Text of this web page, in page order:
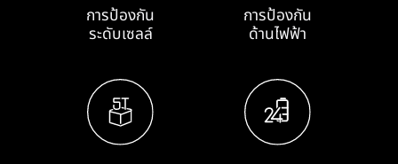
การป้องกัน
ระดับเซลล์
การป้องกัน
ด้านไฟฟ้า